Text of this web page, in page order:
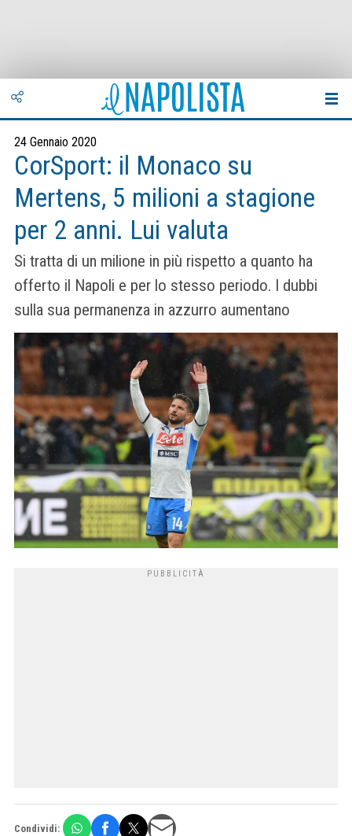
24 Gennaio 2020
CorSport: il Monaco su
Mertens, 5 milioni a stagione
per 2 anni. Lui valuta
Si tratta di un milione in più rispetto a quanto ha
offerto il Napoli e per lo stesso periodo. I dubbi
sulla sua permanenza in azzurro aumentano
Condividi: